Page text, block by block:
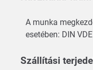
A munka
esetében: DIN
Szállítási